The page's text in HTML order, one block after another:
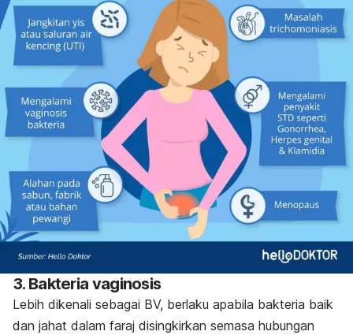
3. Bakteria vaginosis
Lebih dikenali sebagai BV, berlaku apabila bakteria baik
dan jahat dalam faraj disingkirkan semasa hubungan